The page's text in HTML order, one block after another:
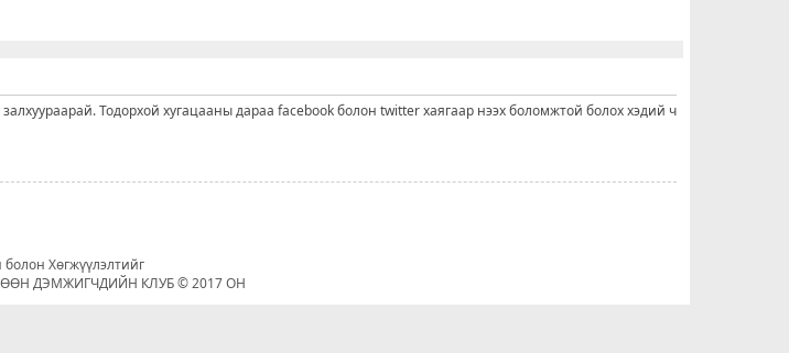
залхуураарай. Тодорхой хугацааны дараа facebook болон twitter хаягаар нээх боломжтой болох хэдий ч
Хөгжүүлэлтийг
ДЭМЖИГЧДИЙН КЛУБ © 2017 ОН